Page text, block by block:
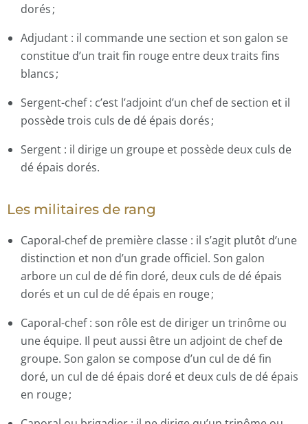
dorés ;
Adjudant : il commande une section et son galon se
constitue d’un trait fin rouge entre deux traits fins
blancs ;
Sergent-chef : c’est l’adjoint d’un chef de section et il
possède trois culs de dé épais dorés ;
Sergent : il dirige un groupe et possède deux culs de
dé épais dorés.
Les militaires de rang
Caporal-chef de première classe : il s’agit plutôt d’une
distinction et non d’un grade officiel. Son galon
arbore un cul de dé fin doré, deux culs de dé épais
dorés et un cul de dé épais en rouge ;
Caporal-chef : son rôle est de diriger un trinôme ou
une équipe. Il peut aussi être un adjoint de chef de
groupe. Son galon se compose d’un cul de dé fin
doré, un cul de dé épais doré et deux culs de dé épais
en rouge ;